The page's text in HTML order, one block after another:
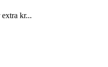
kr...